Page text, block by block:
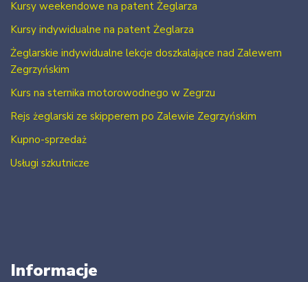
Kursy weekendowe na patent Żeglarza
Kursy indywidualne na patent Żeglarza
Żeglarskie indywidualne lekcje doszkalające nad Zalewem
Zegrzyńskim
Kurs na sternika motorowodnego w Zegrzu
Rejs żeglarski ze skipperem po Zalewie Zegrzyńskim
Kupno-sprzedaż
Usługi szkutnicze
Informacje